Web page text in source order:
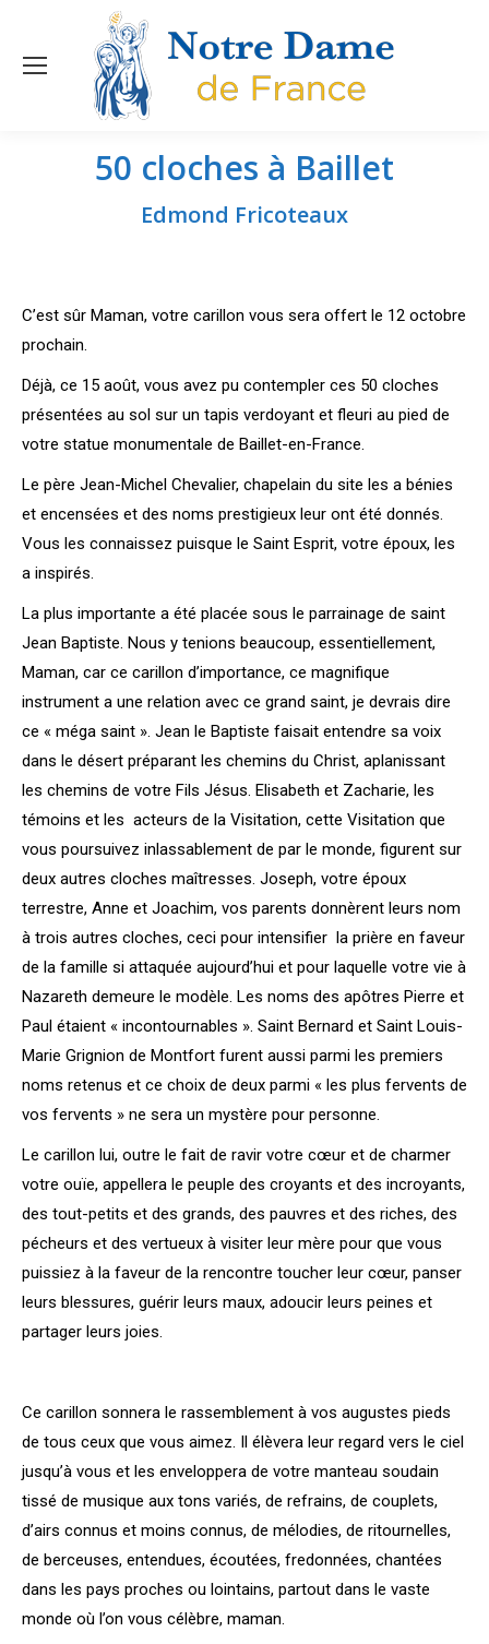
50 cloches à Baillet
Edmond Fricoteaux
C’est sûr Maman, votre carillon vous sera offert le 12 octobre
prochain.
Déjà, ce 15 août, vous avez pu contempler ces 50 cloches
présentées au sol sur un tapis verdoyant et fleuri au pied de
votre statue monumentale de Baillet-en-France.
Le père Jean-Michel Chevalier, chapelain du site les a bénies
et encensées et des noms prestigieux leur ont été donnés.
Vous les connaissez puisque le Saint Esprit, votre époux, les
a inspirés.
La plus importante a été placée sous le parrainage de saint
Jean Baptiste. Nous y tenions beaucoup, essentiellement,
Maman, car ce carillon d’importance, ce magnifique
instrument a une relation avec ce grand saint, je devrais dire
ce « méga saint ». Jean le Baptiste faisait entendre sa voix
dans le désert préparant les chemins du Christ, aplanissant
les chemins de votre Fils Jésus. Elisabeth et Zacharie, les
témoins et les acteurs de la Visitation, cette Visitation que
vous poursuivez inlassablement de par le monde, figurent sur
deux autres cloches maîtresses. Joseph, votre époux
terrestre, Anne et Joachim, vos parents donnèrent leurs nom
à trois autres cloches, ceci pour intensifier la prière en faveur
de la famille si attaquée aujourd’hui et pour laquelle votre vie à
Nazareth demeure le modèle. Les noms des apôtres Pierre et
Paul étaient « incontournables ». Saint Bernard et Saint Louis-
Marie Grignion de Montfort furent aussi parmi les premiers
noms retenus et ce choix de deux parmi « les plus fervents de
vos fervents » ne sera un mystère pour personne.
Le carillon lui, outre le fait de ravir votre cœur et de charmer
votre ouïe, appellera le peuple des croyants et des incroyants,
des tout-petits et des grands, des pauvres et des riches, des
pécheurs et des vertueux à visiter leur mère pour que vous
puissiez à la faveur de la rencontre toucher leur cœur, panser
leurs blessures, guérir leurs maux, adoucir leurs peines et
partager leurs joies.
Ce carillon sonnera le rassemblement à vos augustes pieds
de tous ceux que vous aimez. Il élèvera leur regard vers le ciel
jusqu’à vous et les enveloppera de votre manteau soudain
tissé de musique aux tons variés, de refrains, de couplets,
d’airs connus et moins connus, de mélodies, de ritournelles,
de berceuses, entendues, écoutées, fredonnées, chantées
dans les pays proches ou lointains, partout dans le vaste
monde où l’on vous célèbre, maman.